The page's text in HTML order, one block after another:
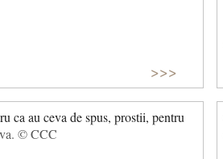
>>>
ca au ceva de spus, prostii, pentru
© CCC